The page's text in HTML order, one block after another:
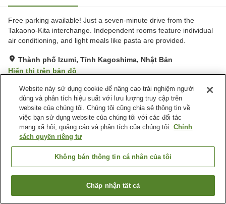
Free parking available! Just a seven-minute drive from the
Takaono-Kita interchange. Independent rooms feature individual
air conditioning, and light meals like pasta are provided.
Thành phố Izumi, Tỉnh Kagoshima, Nhật Bản
Hiển thị trên bản đồ
Rất tốt Đánh giá:79lượt
Tiện nghi chỗ nghỉ
Bãi đỗ xe
Máy bán hàng tự động
Giặt ủi có phí
Trang chủ Nhật Bản Tỉnh Kagoshima
Thành phố Izumi
Hotel R9 The Yard Izumi
Tìm phòng trống
Website này sử dụng cookie để nâng cao trải nghiệm người
dùng và phân tích hiệu suất với lưu lượng truy cập trên
website của chúng tôi. Chúng tôi cũng chia sẻ thông tin về
việc bạn sử dụng website của chúng tôi với các đối tác
mạng xã hội, quảng cáo và phân tích của chúng tôi. Chính
sách quyền riêng tư
Không bán thông tin cá nhân của tôi
Chấp nhận tất cả